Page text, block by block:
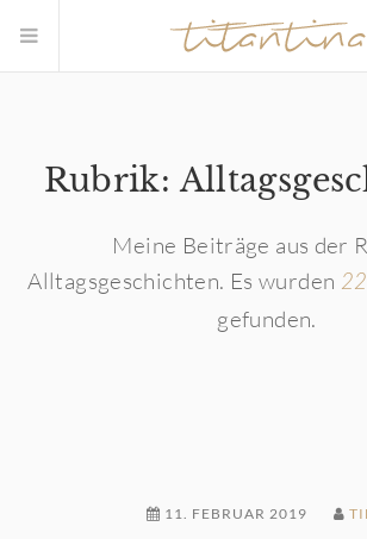
Rubrik:
Meine Beiträge aus der
Alltagsgeschichten. Es wurden
gefunden.
11. FEBRUAR 2019